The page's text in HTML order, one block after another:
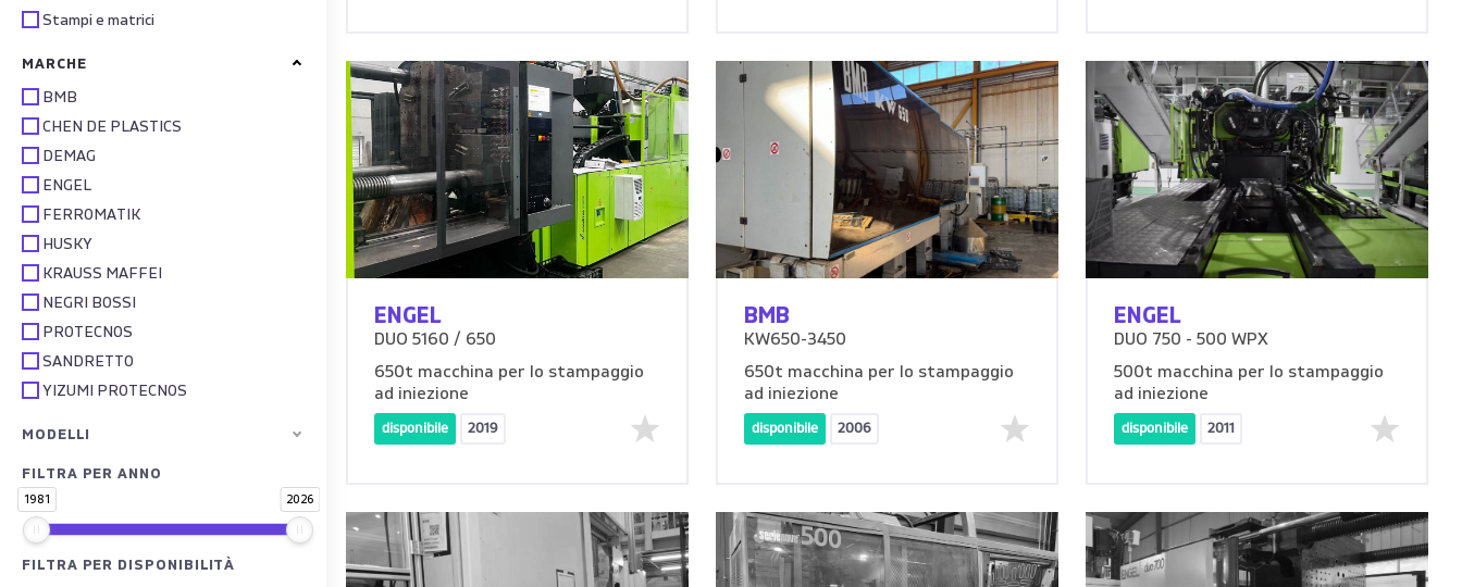
Stampi e matrici
MARCHE
BMB
CHEN DE PLASTICS
DEMAG
ENGEL
FERROMATIK
HUSKY
KRAUSS MAFFEI
NEGRI BOSSI
PROTECNOS
SANDRETTO
YIZUMI PROTECNOS
MODELLI
FILTRA PER ANNO
1981 2026
FILTRA PER DISPONIBILITÀ
ENGEL
DUO 5160 / 650
650t macchina per lo stampaggio
ad iniezione
disponibile 2019
BMB
KW650-3450
650t macchina per lo stampaggio
ad iniezione
disponibile 2006
ENGEL
DUO 750 - 500 WPX
500t macchina per lo stampaggio
ad iniezione
disponibile 2011